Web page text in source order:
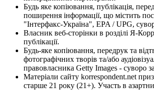
Будь яке копіювання, публікація,
поширення інформації, що містить
"Інтерфакс-Україна", EPA / UPG,
Власник веб-сторінки в розділі Я-
публікації.
Будь-яке копіювання, передрук та
фотографічних творів та/або
правовласника Getty Images - суворо
Матеріали сайту korrespondent.net
старше 21 року (21+). Участь в